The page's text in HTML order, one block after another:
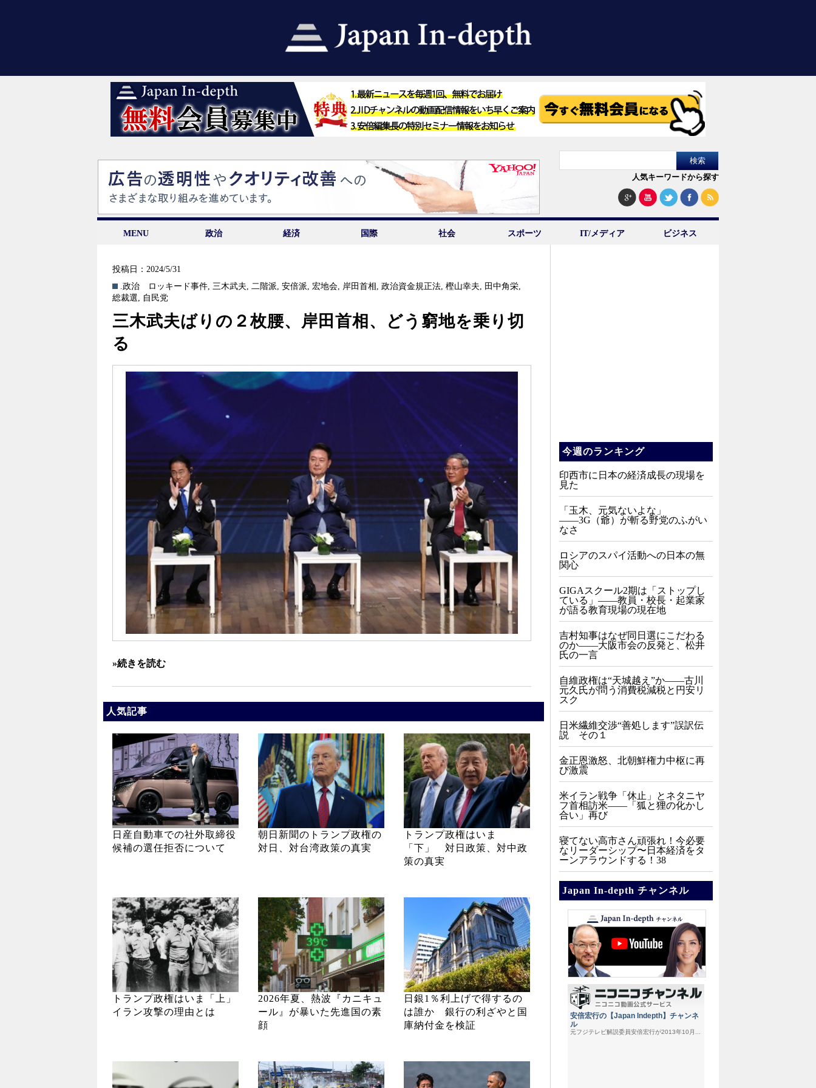
人気キーワードから探す
MENU 政治 経済 国際 社会 スポーツ IT/メディア ビジネス
投稿日：2024/5/31
.政治
ロッキード事件,三木武夫,二階派,安倍派,宏地会, 岸田首相 ,政治資金規正法,樫山幸夫, 田中角栄,
総裁選, 自民党
三木武夫ばりの２枚腰、岸田首相、どう窮地を乗り切
る
»続きを読む
人気記事
日産自動車での社外取締役
候補の選任拒否について
朝日新聞のトランプ政権の
対日、対台湾政策の真実
トランプ政権はいま
「下」 対日政策、対中政
策の真実
トランプ政権はいま「上」
イラン攻撃の理由とは
2026年夏、熱波『カニキュ
ール』が暴いた先進国の素
顔
日銀1％利上げで得するの
は誰か 銀行の利ざやと国
庫納付金を検証
今週のランキング
印西市に日本の経済成長の現場を
見た
「玉木、元気ないよな」
――3G（爺）が斬る野党のふがい
なさ
ロシアのスパイ活動への日本の無
関心
GIGAスクール2期は「ストップし
ている」——教員・校長・起業家
が語る教育現場の現在地
吉村知事はなぜ同日選にこだわる
のか――大阪市会の反発と、松井
氏の一言
自維政権は“天城越え”か――古川
元久氏が問う消費税減税と円安リ
スク
日米繊維交渉“善処します”誤訳伝
説 その１
金正恩激怒、北朝鮮権力中枢に再
び激震
米イラン戦争「休止」とネタニヤ
フ首相訪米――「狐と狸の化かし
合い」再び
寝てない高市さん頑張れ！今必要
なリーダーシップ〜日本経済をタ
ーンアラウンドする！38
Japan In-depth チャンネル